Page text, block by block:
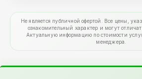
Не является публичной офертой. Все цены,
ознакомительный характер и могут
Актуальную информацию по стоимости
менеджера.